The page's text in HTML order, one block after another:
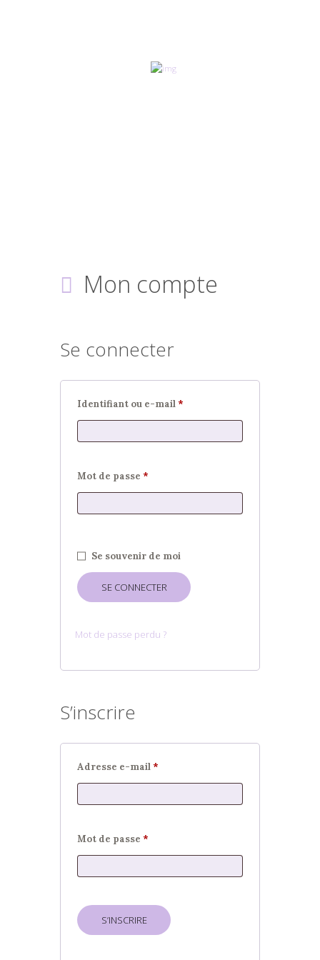
Mon compte
Se connecter
Identifiant ou e-mail*
Mot de passe *
Se souvenir de moi
SE CONNECTER
Mot de passe perdu ?
S’inscrire
Adresse e-mail*
Mot de passe *
S’INSCRIRE